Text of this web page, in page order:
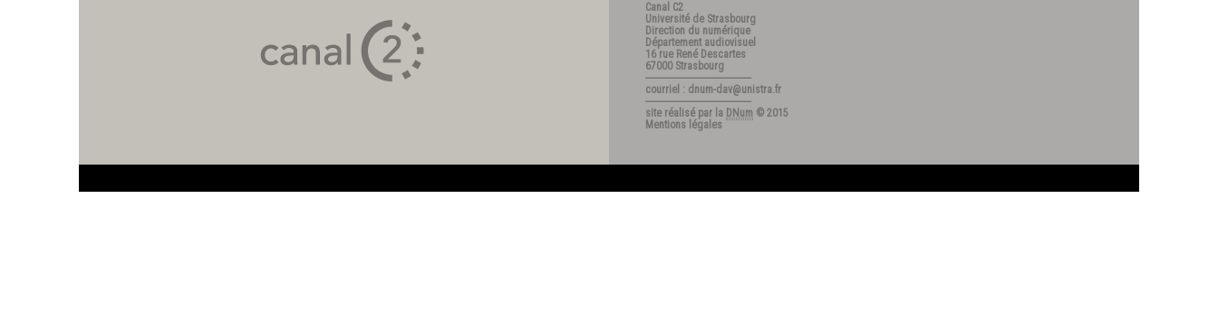
Canal C2
Université de Strasbourg
Direction du numérique
Département audiovisuel
16 rue René Descartes
67000 Strasbourg
---------------------------------------
courriel : dnum-dav@unistra.fr
---------------------------------------
site réalisé par la DNum © 2015
Mentions légales